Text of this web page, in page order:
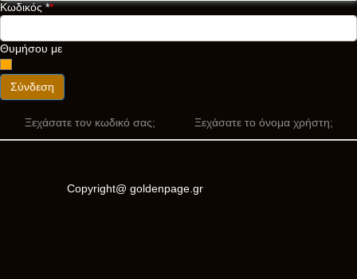
Κωδικός*
Θυμήσου με
Σύνδεση
Ξεχάσατε τον κωδικό σας; Ξεχάσατε το όνομα χρήστη;
Copyright@ goldenpage.gr